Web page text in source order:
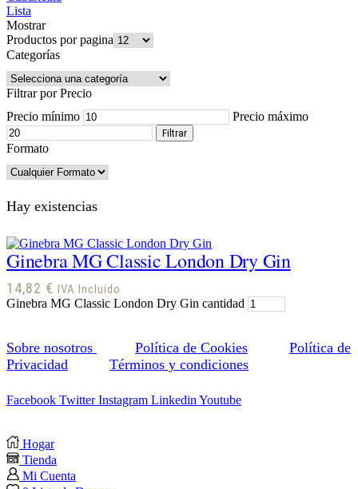
Lista
Mostrar
Productos por pagina
Categorías
Filtrar por Precio
Precio mínimo
Precio máximo
Filtrar
Formato
Hay existencias
Ginebra MG Classic London Dry Gin
14,82 € IVA Incluido
Ginebra MG Classic London Dry Gin cantidad
Sobre nosotros Política de Cookies
Política de
Privacidad
Términos y condiciones
Facebook Twitter Instagram Linkedin Youtube
Hogar
Tienda
Mi Cuenta